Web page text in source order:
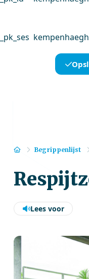
_pk_ses
HomeBegrippenlijst
Lees voor